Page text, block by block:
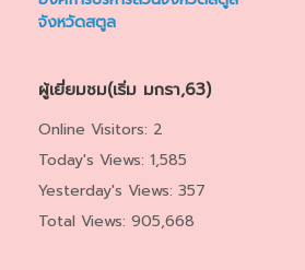
จังหวัดสตูล
ผู้เยี่ยมชม(เริ่ม มกรา,63)
Online Visitors: 2
Today's Views: 1,585
Yesterday's Views: 357
Total Views: 905,668